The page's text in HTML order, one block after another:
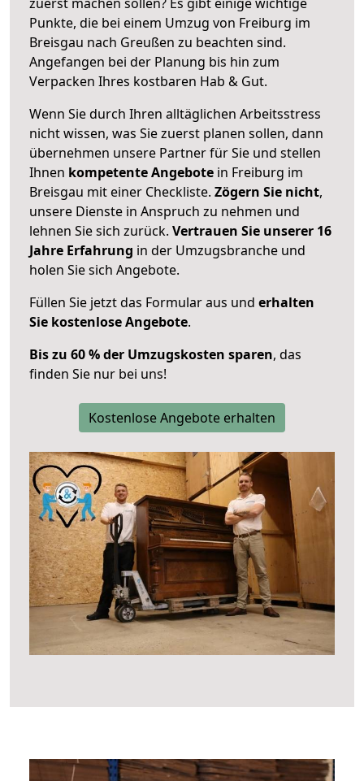
Punkte, die bei einem Umzug von Freiburg im
Breisgau nach Greußen zu beachten sind.
Angefangen bei der Planung bis hin zum
Verpacken Ihres kostbaren Hab & Gut.
Wenn Sie durch Ihren alltäglichen Arbeitsstress
nicht wissen, was Sie zuerst planen sollen, dann
übernehmen unsere Partner für Sie und stellen
Ihnen kompetente Angebote in Freiburg im
Breisgau mit einer Checkliste. Zögern Sie nicht,
unsere Dienste in Anspruch zu nehmen und
lehnen Sie sich zurück. Vertrauen Sie unserer 16
Jahre Erfahrung in der Umzugsbranche und
holen Sie sich Angebote.
Füllen Sie jetzt das Formular aus und erhalten
Sie kostenlose Angebote.
Bis zu 60 % der Umzugskosten sparen, das
finden Sie nur bei uns!
Kostenlose Angebote erhalten